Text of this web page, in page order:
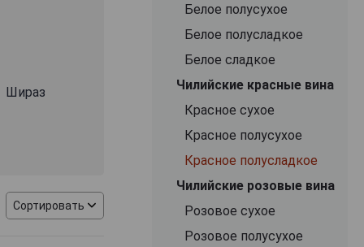
Шираз
Сортировать
Белое полусухое
Белое полусладкое
Белое сладкое
Чилийские красные вина
Красное сухое
Красное полусухое
Красное полусладкое
Чилийские розовые вина
Розовое сухое
Розовое полусухое